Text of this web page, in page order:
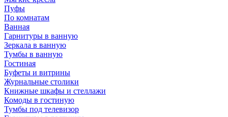
Пуфы
По комнатам
Ванная
Гарнитуры в ванную
Зеркала в ванную
Тумбы в ванную
Гостиная
Буфеты и витрины
Журнальные столики
Книжные шкафы и стеллажи
Комоды в гостиную
Тумбы под телевизор